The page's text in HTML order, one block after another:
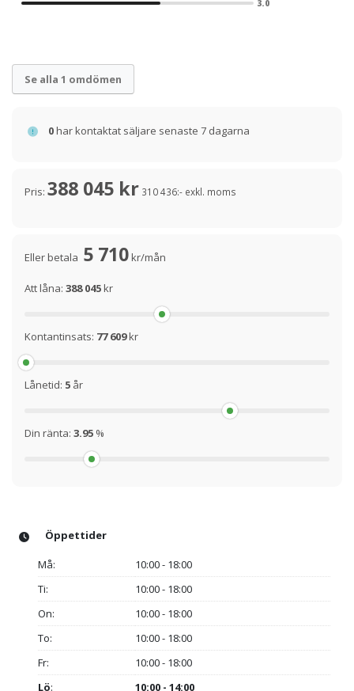
3.0
Se alla 1 omdömen
0har kontaktat säljare senaste 7 dagarna
Pris: 388 045 kr 310 436:- exkl. moms
Eller betala 5 710kr/mån
Att låna: 388 045kr
Kontantinsats: 77 609kr
Lånetid: 5 år
Din ränta: 3.95 %
Öppettider
Må:
10:00 - 18:00
Ti:
10:00 - 18:00
On:
10:00 - 18:00
To:
10:00 - 18:00
Fr:
10:00 - 18:00
Lö: 10:00 - 14:00